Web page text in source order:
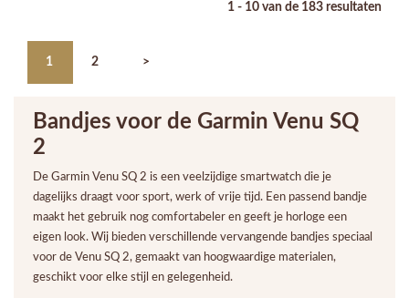
1 - 10 van de 183 resultaten
1 2 >
Bandjes voor de Garmin Venu SQ
2
De Garmin Venu SQ 2 is een veelzijdige smartwatch die je
dagelijks draagt voor sport, werk of vrije tijd. Een passend bandje
maakt het gebruik nog comfortabeler en geeft je horloge een
eigen look. Wij bieden verschillende vervangende bandjes speciaal
voor de Venu SQ 2, gemaakt van hoogwaardige materialen,
geschikt voor elke stijl en gelegenheid.